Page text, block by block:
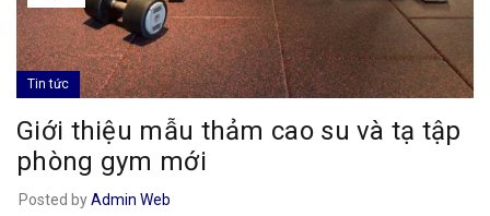
Tin tức
Giới thiệu mẫu thảm cao su và tạ tập
phòng gym mới
Posted byAdmin Web